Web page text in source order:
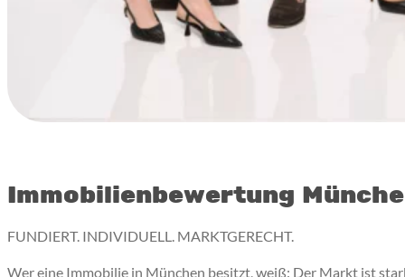
Immobilienbewertung
FUNDIERT. INDIVIDUELL. MARKTGERECHT.
Wer eine Immobilie in München besitzt, weiß: Der Markt ist